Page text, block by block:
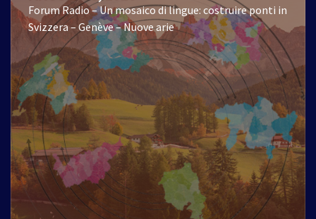
Forum Radio – Un mosaico di lingue: costruire ponti in
Svizzera – Genève – Nuove arie